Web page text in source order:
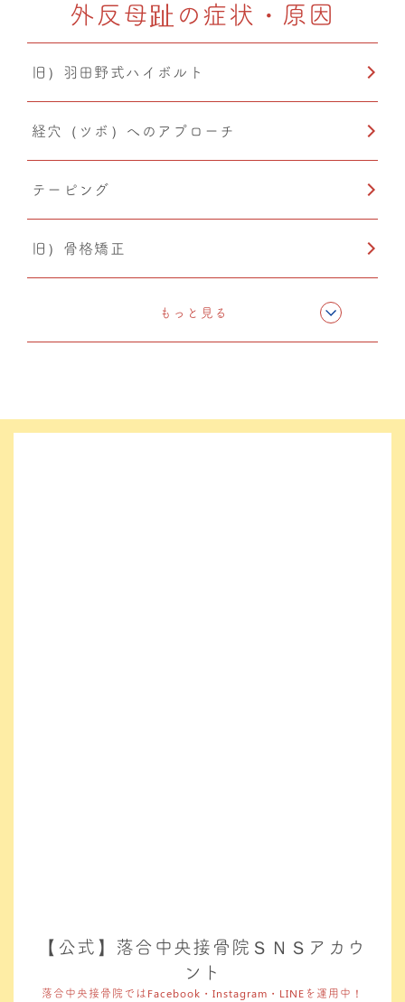
PIA(ピア)
外反母趾の症状・原因
旧）羽田野式ハイボルト
経穴（ツボ）へのアプローチ
テーピング
旧）骨格矯正
CMC筋膜ストレッチ（リリース）
もっと見る
【公式】落合中央接骨院ＳＮＳアカウ
ント
落合中央接骨院ではFacebook・Instagram・LINEを運用中！